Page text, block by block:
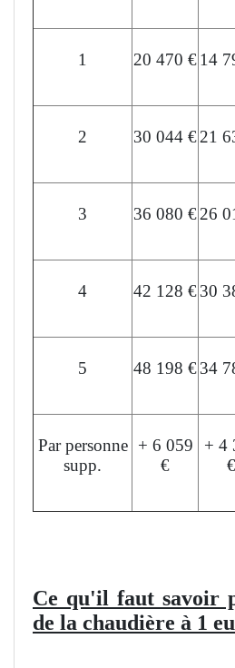
1 20 470 €14
2 30 044 €21
3 36 080 €26
4 42 128 €30
5 48 198 €34
Par personne
supp.
+ 6 059
€
+ 4
€
Ce qu'il faut savoir
de la chaudière à 1